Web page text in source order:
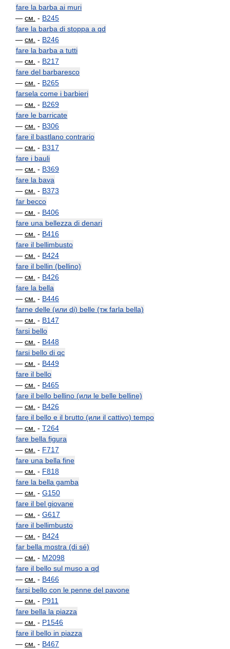
fare la barba ai muri
— см. - B245
fare la barba di stoppa a qd
— см. - B246
fare la barba a tutti
— см. - B217
fare del barbaresco
— см. - B265
farsela come i barbieri
— см. - B269
fare le barricate
— см. - B306
fare il bastlano contrario
— см. - B317
fare i bauli
— см. - B369
fare la bava
— см. - B373
far becco
— см. - B406
fare una bellezza di denari
— см. - B416
fare il bellimbusto
— см. - B424
fare il bellin (bellino)
— см. - B426
fare la bella
— см. - B446
farne delle (или di) belle (тж farla bella)
— см. - B147
farsi bello
— см. - B448
farsi bello di qc
— см. - B449
fare il bello
— см. - B465
fare il bello bellino (или le belle belline)
— см. - B426
fare il bello e il brutto (или il cattivo) tempo
— см. - T264
fare bella figura
— см. - F717
fare una bella fine
— см. - F818
fare la bella gamba
— см. - G150
fare il bel giovane
— см. - G617
fare il bellimbusto
— см. - B424
far bella mostra (di sé)
— см. - M2098
fare il bello sul muso a qd
— см. - B466
farsi bello con le penne del pavone
— см. - P911
fare bella la piazza
— см. - P1546
fare il bello in piazza
— см. - B467